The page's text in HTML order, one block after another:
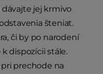
jej krmivo
šteniat.
či by po narodení
dispozícii stále.
prechode na